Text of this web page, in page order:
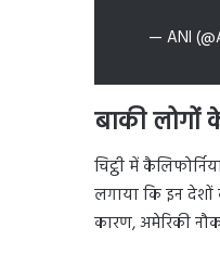
— ANI
बाकी लोगों
चिट्ठी में
लगाया कि इन देशों
कारण, अमेरिकी